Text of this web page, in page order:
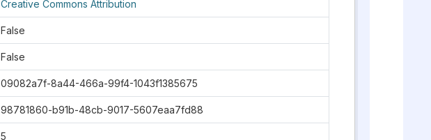
Creative Commons Attribution
False
False
09082a7f-8a44-466a-99f4-1043f1385675
98781860-b91b-48cb-9017-5607eaa7fd88
5